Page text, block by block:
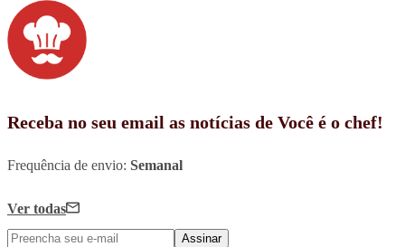
Receba no seu email as notícias de Você é o chef!
Frequência de envio: Semanal
Ver todas
Assinar